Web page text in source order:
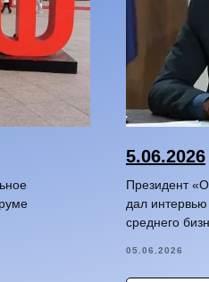
5.06.2026
Президент
дал
среднего
05.06.2026